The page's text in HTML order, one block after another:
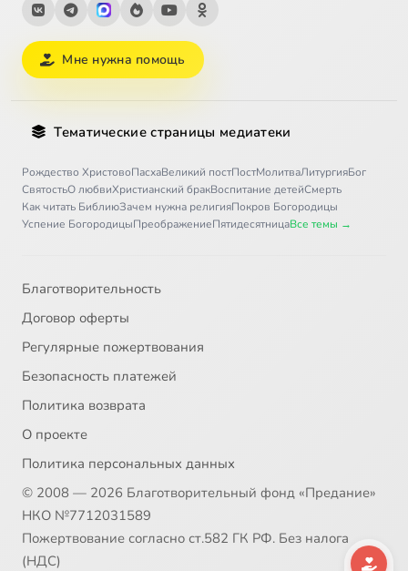
Мне нужна помощь
Тематические страницы медиатеки
Рождество ХристовоПасхаВеликий постПостМолитваЛитургияБог
СвятостьО любвиХристианский бракВоспитание детейСмерть
Как читать БиблиюЗачем нужна религияПокров Богородицы
Успение БогородицыПреображениеПятидесятницаВсе темы →
Благотворительность
Договор оферты
Регулярные пожертвования
Безопасность платежей
Политика возврата
О проекте
Политика персональных данных
© 2008 — 2026 Благотворительный фонд «Предание»
НКО №7712031589
Пожертвование согласно ст.582 ГК РФ. Без налога
(НДС)